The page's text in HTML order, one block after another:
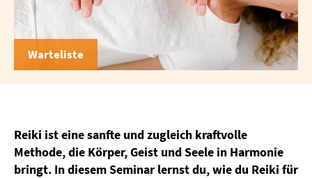
Warteliste
Reiki ist eine sanfte und zugleich kraftvolle
Methode, die Körper, Geist und Seele in Harmonie
bringt. In diesem Seminar lernst du, wie du Reiki für